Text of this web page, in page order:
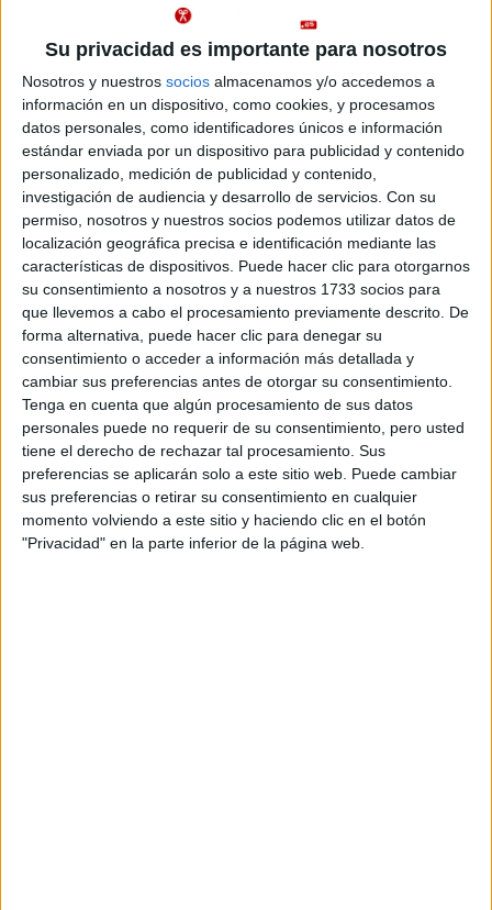
Su privacidad es importante para nosotros
Nosotros y nuestros socios almacenamos y/o accedemos a
información en un dispositivo, como cookies, y procesamos
datos personales, como identificadores únicos e información
estándar enviada por un dispositivo para publicidad y contenido
personalizado, medición de publicidad y contenido,
investigación de audiencia y desarrollo de servicios. Con su
permiso, nosotros y nuestros socios podemos utilizar datos de
localización geográfica precisa e identificación mediante las
características de dispositivos. Puede hacer clic para otorgarnos
su consentimiento a nosotros y a nuestros 1733 socios para
que llevemos a cabo el procesamiento previamente descrito. De
forma alternativa, puede hacer clic para denegar su
consentimiento o acceder a información más detallada y
cambiar sus preferencias antes de otorgar su consentimiento.
Tenga en cuenta que algún procesamiento de sus datos
personales puede no requerir de su consentimiento, pero usted
tiene el derecho de rechazar tal procesamiento. Sus
preferencias se aplicarán solo a este sitio web. Puede cambiar
sus preferencias o retirar su consentimiento en cualquier
momento volviendo a este sitio y haciendo clic en el botón
"Privacidad" en la parte inferior de la página web.
No aplica
Idioma de
enseñanza:
Castellano
Universidad de Deusto
Universidad Privada
Web de la facultad:http://www.ingenieria.deusto.es
Duración:4,0 años
Precio del primer curso:10.230 €
Pídeles información ¡GRATIS!
Presencial
Nota de corte
No aplica
Idioma de
enseñanza:
Doble Grado en Ingeniería en Diseño Industrial + Ingeniería
Mecánica
Universidad de Deusto
Universidad Privada
Web de la facultad:http://www.ingenieria.deusto.es
Precio del primer curso:12.276 €
Pídeles información ¡GRATIS!
Notas de corte Ingeniería
Mecánica por provincias
Oferta en toda España